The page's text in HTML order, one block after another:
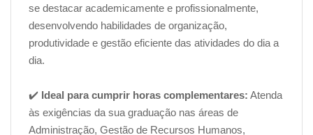
se destacar academicamente e profissionalmente,
desenvolvendo habilidades de organização,
produtividade e gestão eficiente das atividades do dia a
dia.
✔️ Ideal para cumprir horas complementares: Atenda
às exigências da sua graduação nas áreas de
Administração, Gestão de Recursos Humanos,